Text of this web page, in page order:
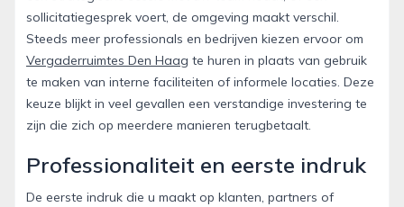
sollicitatiegesprek voert, de omgeving maakt verschil.
Steeds meer professionals en bedrijven kiezen ervoor om
Vergaderruimtes Den Haag te huren in plaats van gebruik
te maken van interne faciliteiten of informele locaties. Deze
keuze blijkt in veel gevallen een verstandige investering te
zijn die zich op meerdere manieren terugbetaalt.
Professionaliteit en eerste indruk
De eerste indruk die u maakt op klanten, partners of